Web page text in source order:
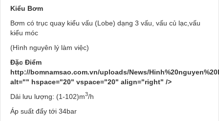
Kiểu Bơm
Bơm có trục quay kiểu vấu (Lobe) dạng 3 vấu, vấu củ lạc,vấu
kiểu móc
(Hình nguyên lý làm việc)
Đặc Điểm
http://bomnamsao.com.vn/uploads/News/
alt="" hspace="20" vspace="20" align="right" />
Dải lưu lượng: (1-102)m3/h
Áp suất đẩy tới 34bar